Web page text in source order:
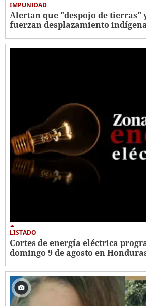
IMPUNIDAD
Alertan que "despojo de tierras"
fuerzan desplazamiento
LISTADO
Cortes de energía eléctrica
domingo 9 de agosto en